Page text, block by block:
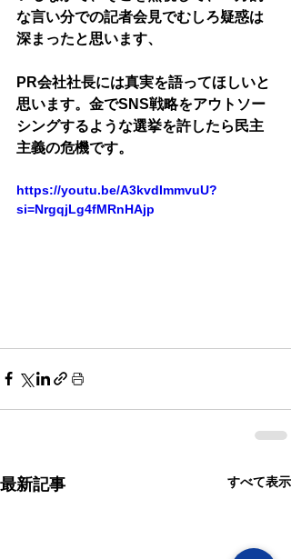
な言い分での記者会見でむしろ疑惑は
深まったと思います、
PR会社社長には真実を語ってほしいと
思います。金でSNS戦略をアウトソー
シングするような選挙を許したら民主
主義の危機です。
https://youtu.be/A3kvdImmvuU?
si=NrgqjLg4fMRnHAjp
最新記事 すべて表示